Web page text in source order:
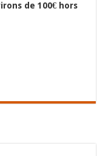
de 100€ hors